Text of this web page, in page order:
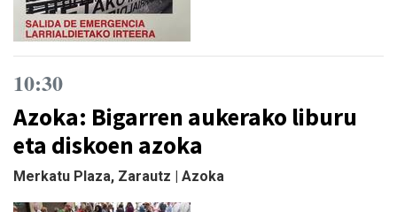
10:30
Azoka: Bigarren aukerako liburu
eta diskoen azoka
Merkatu Plaza, Zarautz | Azoka